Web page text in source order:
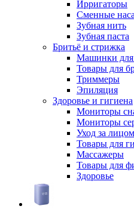
Ирригаторы
Сменные
Зубная нить
Зубная паста
Бритьё и стрижка
Машинки для
Товары для
Триммеры
Эпиляция
Здоровье и гигиена
Мониторы
Мониторы
Уход за лицом
Товары для
Массажеры
Товары для
Здоровье